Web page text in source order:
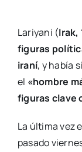
Lariyani (Irak,
figuras
iraní, y había
el «hombre
figuras clave
La última vez
pasado